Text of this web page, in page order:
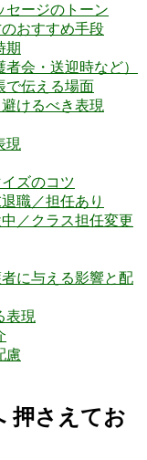
セージのトーン
おすすめ手段
期
会・送迎時など）
で伝える場面
けるべき表現
現
ズのコツ
職／担任あり
／クラス担任変更
に与える影響と配
表現
慮
押さえてお